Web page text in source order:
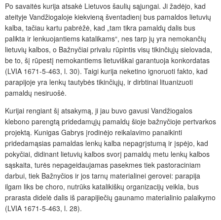
Po savaitės kurija atsakė Lietuvos šaulių sąjungai. Ji žadėjo, kad
ateityje Vandžiogaloje kiekvieną šventadienį bus pamaldos lietuvių
kalba, tačiau kartu pabrėžė, kad „tam tikra pamaldų dalis bus
palikta ir lenkuojantiems katalikams“, nes tarp jų yra nemokančių
lietuvių kalbos, o Bažnyčiai privalu rūpintis visų tikinčiųjų sielovada,
be to, šį rūpestį nemokantiems lietuviškai garantuoja konkordatas
(LVIA 1671-5-463, l. 30). Taigi kurija neketino ignoruoti fakto, kad
parapijoje yra lenkų tautybės tikinčiųjų, ir dirbtinai lituanizuoti
pamaldų nesiruošė.
Kurijai rengiant šį atsakymą, ji jau buvo gavusi Vandžiogalos
klebono parengtą pridedamųjų pamaldų šioje bažnyčioje pertvarkos
projektą. Kunigas Gabrys įrodinėjo reikalavimo panaikinti
pridedamąsias pamaldas lenkų kalba nepagrįstumą ir įspėjo, kad
pokyčiai, didinant lietuvių kalbos svorį pamaldų metu lenkų kalbos
sąskaita, turės nepageidaujamas pasekmes tiek pastoraciniam
darbui, tiek Bažnyčios ir jos tarnų materialinei gerovei: parapija
ilgam liks be choro, nutrūks katalikiškų organizacijų veikla, bus
prarasta didelė dalis iš parapijiečių gaunamo materialinio palaikymo
(LVIA 1671-5-463, l. 28).